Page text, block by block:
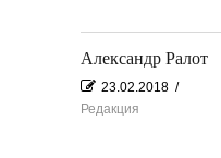
Александр Ралот
23.02.2018 /
Редакция